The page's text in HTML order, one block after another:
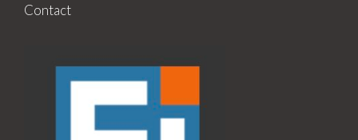
Contact